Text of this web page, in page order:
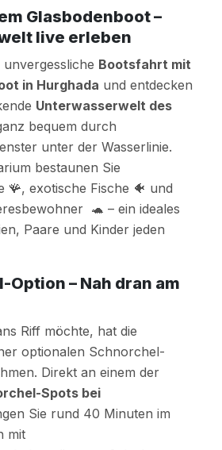
Glasbodenboot –
live erleben
unvergessliche Bootsfahrt mit
in Hurghada und entdecken
Unterwasserwelt des
bequem durch
unter der Wasserlinie.
bestaunen Sie
🪸, exotische Fische 🐠 und
🐢 – ein ideales
Paare und Kinder jeden
Option – Nah dran am
Riff möchte, hat die
optionalen Schnorchel-
Direkt an einem der
Spots bei
Sie rund 40 Minuten im
mit